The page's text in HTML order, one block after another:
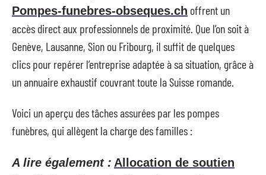
Pompes-funebres-obseques.ch offrent un
accès direct aux professionnels de proximité. Que l’on soit à
Genève, Lausanne, Sion ou Fribourg, il suffit de quelques
clics pour repérer l’entreprise adaptée à sa situation, grâce à
un annuaire exhaustif couvrant toute la Suisse romande.
Voici un aperçu des tâches assurées par les pompes
funèbres, qui allègent la charge des familles :
A lire également : Allocation de soutien